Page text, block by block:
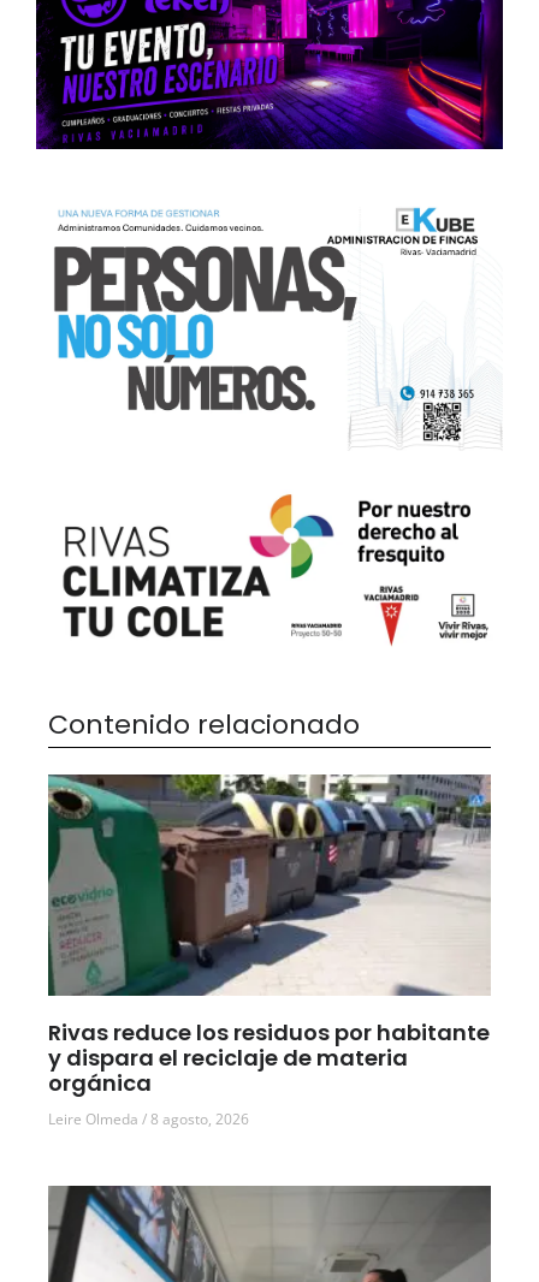
Contenido relacionado
Rivas reduce los residuos por habitante
y dispara el reciclaje de materia
orgánica
Leire Olmeda 8 agosto, 2026